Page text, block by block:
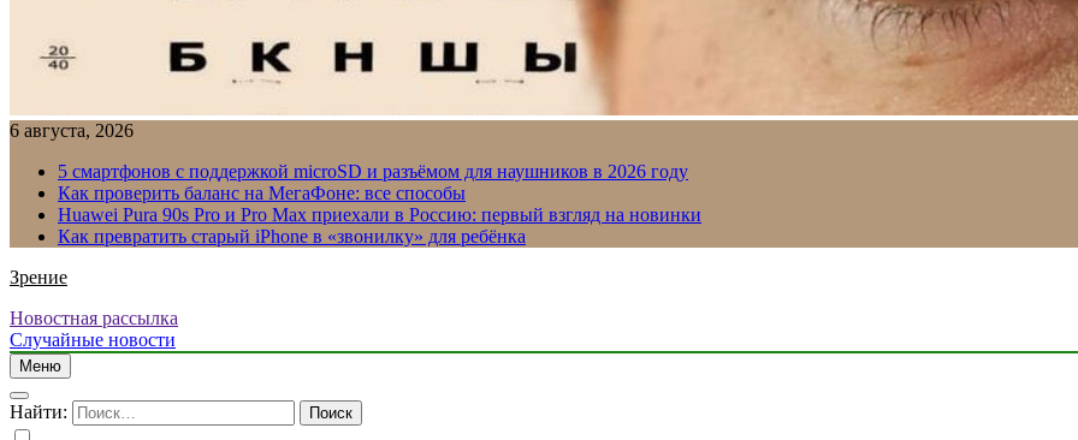
6 августа, 2026
5 смартфонов с поддержкой microSD и разъёмом для наушников в 2026 году
Как проверить баланс на МегаФоне: все способы
Huawei Pura 90s Pro и Pro Max приехали в Россию: первый взгляд на новинки
Как превратить старый iPhone в «звонилку» для ребёнка
Зрение
Новостная рассылка
Случайные новости
Меню
Найти: